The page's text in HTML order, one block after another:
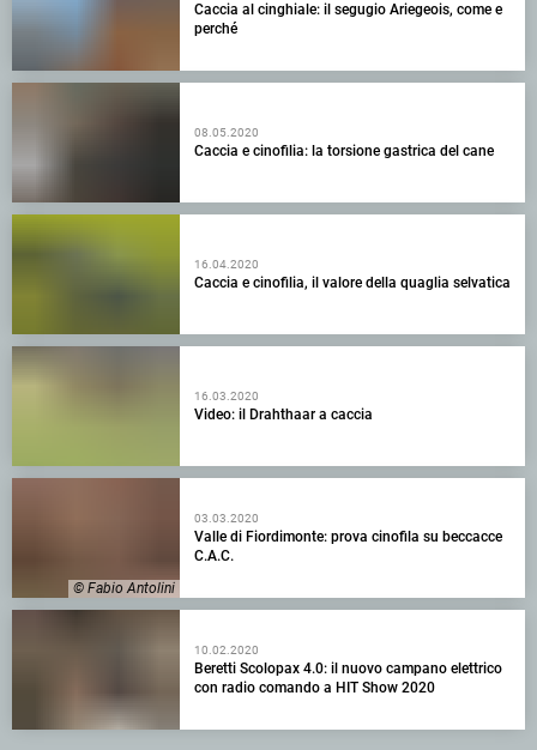
Caccia al cinghiale: il segugio Ariegeois, come e
perché
08.05.2020
Caccia e cinofilia: la torsione gastrica del cane
16.04.2020
Caccia e cinofilia, il valore della quaglia selvatica
16.03.2020
Video: il Drahthaar a caccia
© Fabio Antolini
03.03.2020
Valle di Fiordimonte: prova cinofila su beccacce
C.A.C.
10.02.2020
Beretti Scolopax 4.0: il nuovo campano elettrico
con radio comando a HIT Show 2020